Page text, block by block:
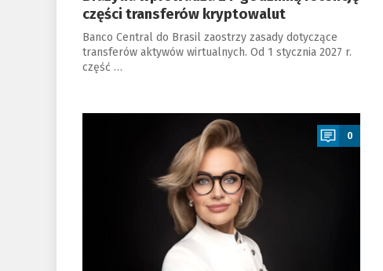
części transferów kryptowalut
Banco Central do Brasil zaostrzy zasady dotyczące
transferów aktywów wirtualnych. Od 1 stycznia 2027 r.
część …
a
0